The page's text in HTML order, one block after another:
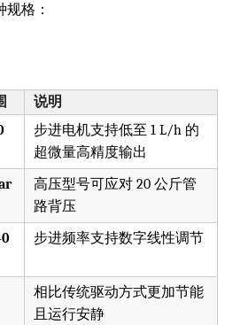
格：
说明
步进电机支持低至 1 L/h 的
超微量高精度输出
高压型号可应对 20 公斤管
路背压
步进频率支持数字线性调节
相比传统驱动方式更加节能
且运行安静